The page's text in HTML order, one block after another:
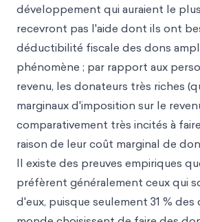
développement qui auraient le
recevront pas l'aide dont ils ont
déductibilité fiscale des dons
phénomène ; par rapport aux
revenu, les donateurs très riches
marginaux d'imposition sur le
comparativement très incités à
raison de leur coût marginal de
Il existe des preuves empiriques
préfèrent généralement ceux qui
d'eux, puisque seulement 31 %